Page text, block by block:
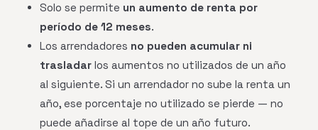
Solo se permite un aumento de renta por
período de 12 meses.
Los arrendadores no pueden acumular ni
trasladar los aumentos no utilizados de un año
al siguiente. Si un arrendador no sube la renta un
año, ese porcentaje no utilizado se pierde — no
puede añadirse al tope de un año futuro.